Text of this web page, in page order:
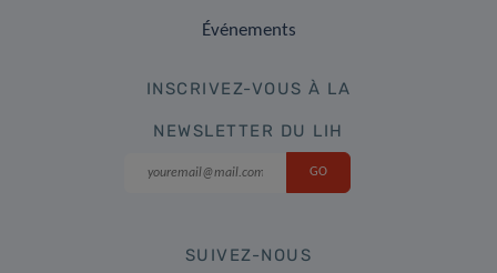
Événements
INSCRIVEZ-VOUS À LA
NEWSLETTER DU LIH
SUIVEZ-NOUS